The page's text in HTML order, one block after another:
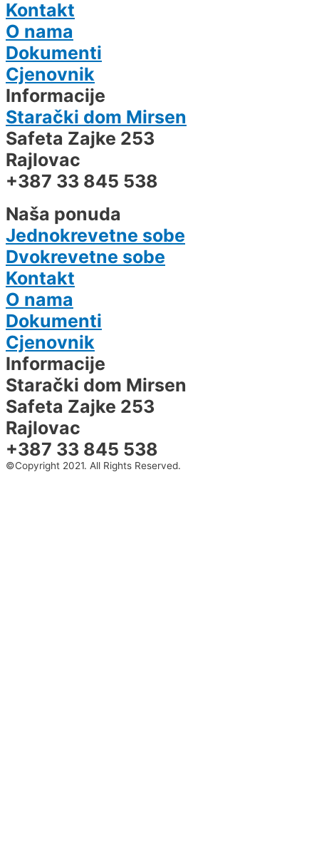
Kontakt
O nama
Dokumenti
Cjenovnik
Informacije
Starački dom Mirsen
Safeta Zajke 253
Rajlovac
+387 33 845 538
Naša ponuda
Jednokrevetne sobe
Dvokrevetne sobe
Kontakt
O nama
Dokumenti
Cjenovnik
Informacije
Starački dom Mirsen
Safeta Zajke 253
Rajlovac
+387 33 845 538
©Copyright 2021. All Rights Reserved.